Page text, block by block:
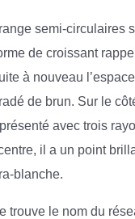
semi-circulaires
de croissant
à nouveau
de brun. Sur le
avec trois
il a un point
blanche.
trouve le nom du